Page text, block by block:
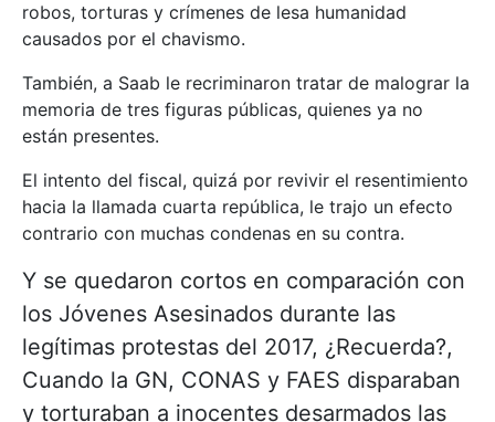
robos, torturas y crímenes de lesa humanidad
causados por el chavismo.
También, a Saab le recriminaron tratar de malograr la
memoria de tres figuras públicas, quienes ya no
están presentes.
El intento del fiscal, quizá por revivir el resentimiento
hacia la llamada cuarta república, le trajo un efecto
contrario con muchas condenas en su contra.
Y se quedaron cortos en comparación con
los Jóvenes Asesinados durante las
legítimas protestas del 2017, ¿Recuerda?,
Cuando la GN, CONAS y FAES disparaban
y torturaban a inocentes desarmados las